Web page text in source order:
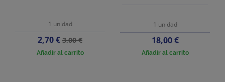
1 unidad
Precio
2,70 €Precio
base
3,00 €
Añadir al carrito
1 unidad
Precio
18,00 €
Añadir al carrito